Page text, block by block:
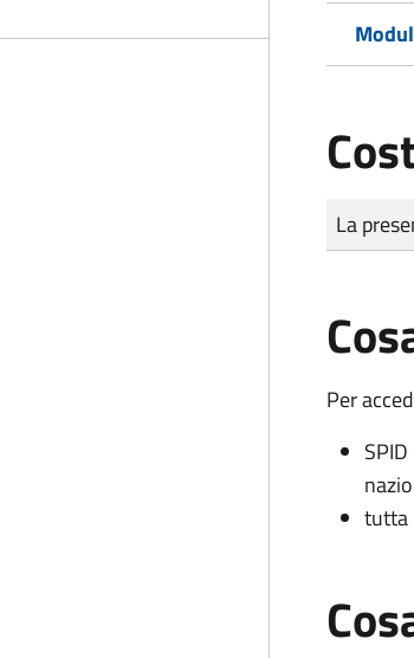
Tipo di
Importo
La
Per
tutta